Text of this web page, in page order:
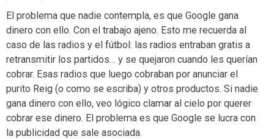
El problema que nadie contempla, es que Google gana
dinero con ello. Con el trabajo ajeno. Esto me recuerda al
caso de las radios y el fútbol: las radios entraban gratis a
retransmitir los partidos… y se quejaron cuando les querían
cobrar. Esas radios que luego cobraban por anunciar el
purito Reig (o como se escriba) y otros productos. Si nadie
gana dinero con ello, veo lógico clamar al cielo por querer
cobrar ese dinero. El problema es que Google se lucra con
la publicidad que sale asociada.